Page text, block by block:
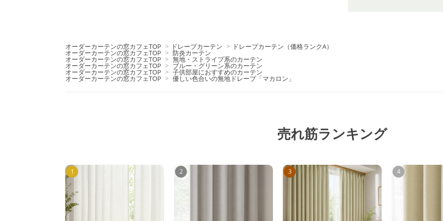
オーダーカーテンの窓カフェTOP > ドレープカーテン > ドレープカーテン（価格ランクA）
オーダーカーテンの窓カフェTOP > 防炎カーテン
オーダーカーテンの窓カフェTOP > 無地・ストライプ系のカーテン
オーダーカーテンの窓カフェTOP > ブルー・グリーン系のカーテン
オーダーカーテンの窓カフェTOP > 子供部屋におすすめのカーテン
オーダーカーテンの窓カフェTOP > 優しい色合いの無地ドレープ「マカロン」
売れ筋ランキング
1 2 3 4